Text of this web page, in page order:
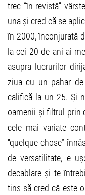
trec “în revistă”
una și cred că se
în 2000, înconjurată
la cei 20 de ani ai
asupra lucrurilor
ziua cu un pahar
califică la un 25. Și
oamenii și filtrul prin
cele mai variate
“quelque-chose”
de versatilitate, e
decablare și te
tins să cred că este